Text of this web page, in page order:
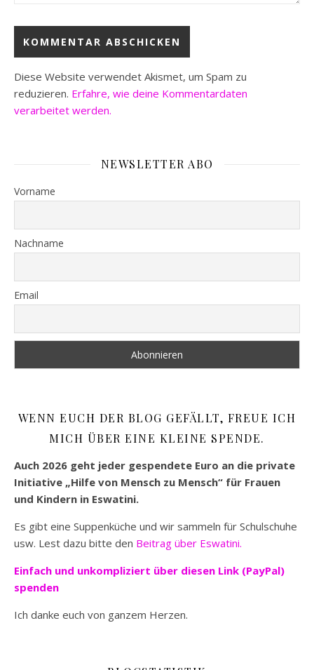
Diese Website verwendet Akismet, um Spam zu
reduzieren. Erfahre, wie deine Kommentardaten
verarbeitet werden.
NEWSLETTER ABO
Vorname
Nachname
Email
WENN EUCH DER BLOG GEFÄLLT, FREUE ICH
MICH ÜBER EINE KLEINE SPENDE.
Auch 2026 geht jeder gespendete Euro an die private
Initiative „Hilfe von Mensch zu Mensch“ für Frauen
und Kindern in Eswatini.
Es gibt eine Suppenküche und wir sammeln für Schulschuhe
usw. Lest dazu bitte den Beitrag über Eswatini.
Einfach und unkompliziert über diesen Link (PayPal)
spenden
Ich danke euch von ganzem Herzen.